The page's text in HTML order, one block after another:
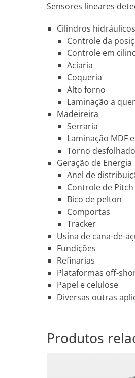
Sensores lineares
Cilindros hidráulicos
Controle da
Controle em
Aciaria
Coqueria
Alto forno
Laminação a
Madeireira
Serraria
Laminação MDF
Torno
Geração de Energia
Anel de
Controle de Pitch
Bico de pelton
Comportas
Tracker
Usina de cana-de-
Fundições
Refinarias
Plataformas off-
Papel e celulose
Diversas outras
Produtos